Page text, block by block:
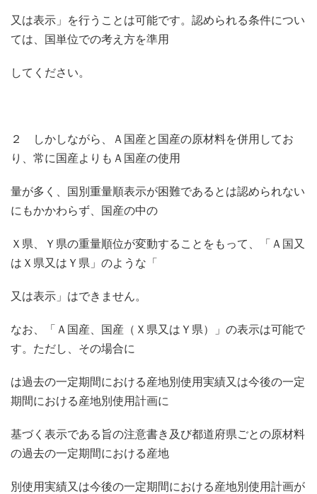
又は表示」を行うことは可能です。認められる条件につい
ては、国単位での考え方を準用
してください。
２ しかしながら、Ａ国産と国産の原材料を併用してお
り、常に国産よりもＡ国産の使用
量が多く、国別重量順表示が困難であるとは認められない
にもかかわらず、国産の中の
Ｘ県、Ｙ県の重量順位が変動することをもって、「Ａ国又
はＸ県又はＹ県」のような「
又は表示」はできません。
なお、「Ａ国産、国産（Ｘ県又はＹ県）」の表示は可能で
す。ただし、その場合に
は過去の一定期間における産地別使用実績又は今後の一定
期間における産地別使用計画に
基づく表示である旨の注意書き及び都道府県ごとの原材料
の過去の一定期間における産地
別使用実績又は今後の一定期間における産地別使用計画が